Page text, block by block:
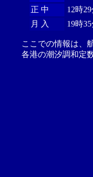
正 中
12時
月 入
19時
ここでの情報は、
各港の潮汐調和定